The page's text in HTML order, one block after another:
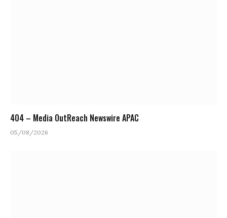
404 – Media OutReach Newswire APAC
05/08/2026